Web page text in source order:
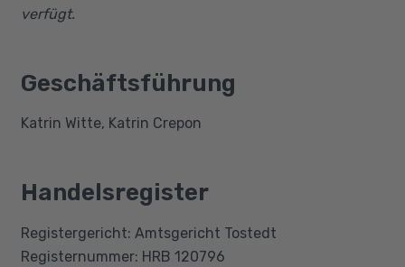
verfügt.
Geschäftsführung
Katrin Witte, Katrin Crepon
Handelsregister
Registergericht: Amtsgericht Tostedt
Registernummer: HRB 120796